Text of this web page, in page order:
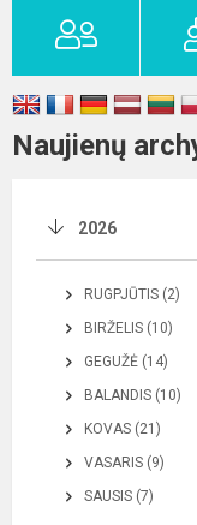
Naujienų
2026
RUGPJŪTIS (2)
BIRŽELIS (10)
GEGUŽĖ (14)
BALANDIS (10)
KOVAS (21)
VASARIS (9)
SAUSIS (7)